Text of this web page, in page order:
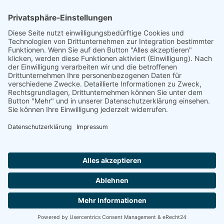
Footer
Cookie-Einstellungen Datenschutz
Impressum
intern
by